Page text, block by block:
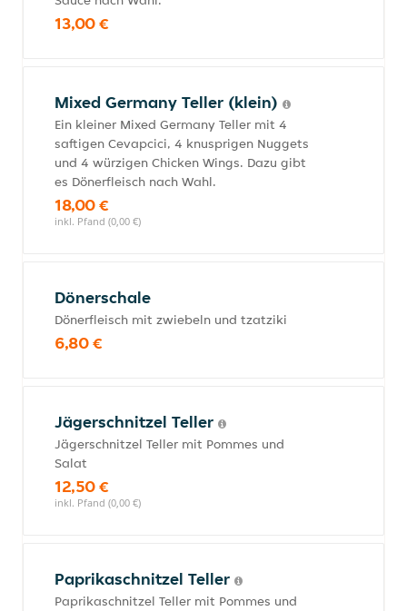
13,00 €
Mixed Germany Teller (klein)
Ein kleiner Mixed Germany Teller mit 4
saftigen Cevapcici, 4 knusprigen Nuggets
und 4 würzigen Chicken Wings. Dazu gibt
es Dönerfleisch nach Wahl.
18,00 €
inkl. Pfand (0,00 €)
Dönerschale
Dönerfleisch mit zwiebeln und tzatziki
6,80 €
Jägerschnitzel Teller
Jägerschnitzel Teller mit Pommes und
Salat
12,50 €
inkl. Pfand (0,00 €)
Paprikaschnitzel Teller
Paprikaschnitzel Teller mit Pommes und